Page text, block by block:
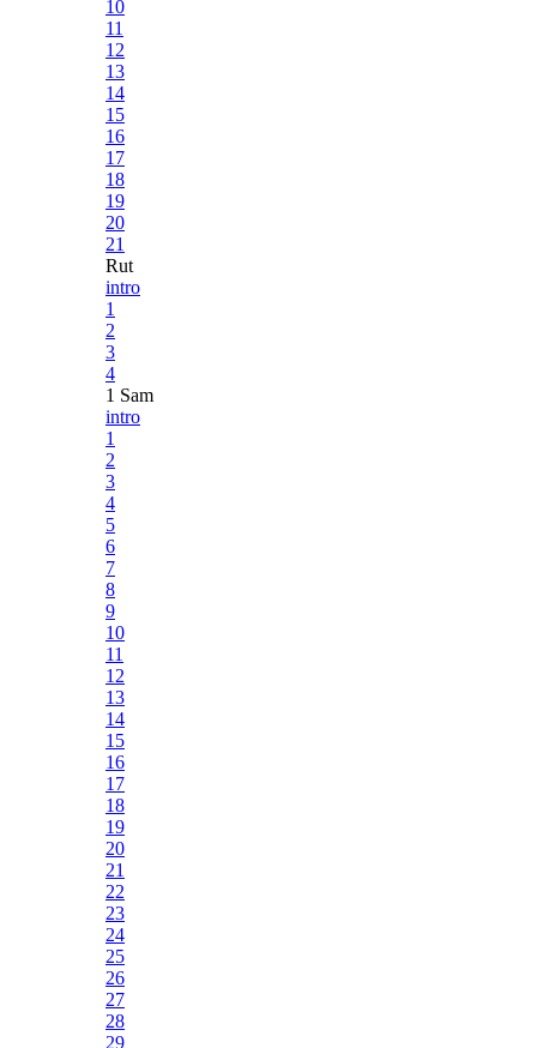
10
11
12
13
14
15
16
17
18
19
20
21
Rut
intro
1
2
3
4
1 Sam
intro
1
2
3
4
5
6
7
8
9
10
11
12
13
14
15
16
17
18
19
20
21
22
23
24
25
26
27
28
29